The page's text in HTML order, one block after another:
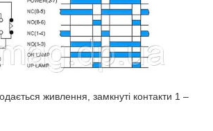
живлення, замкнуті контакти 1 –